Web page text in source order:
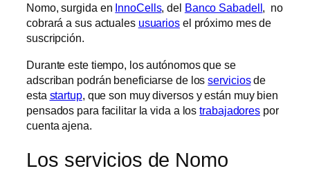
Nomo, surgida en InnoCells, del Banco Sabadell , no
cobrará a sus actuales usuariosel próximo mes de
suscripción.
Durante este tiempo, los autónomos que se
adscriban podrán beneficiarse de losserviciosde
esta startup, que son muy diversos y están muy bien
pensados para facilitar la vida a lostrabajadores por
cuenta ajena.
Los servicios de Nomo